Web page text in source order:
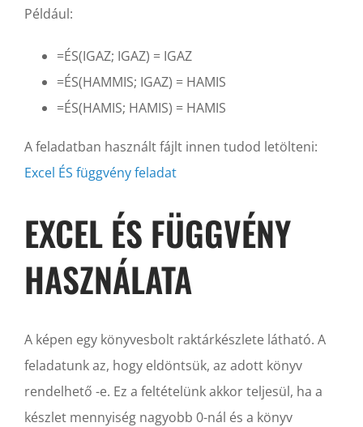
Például:
=ÉS(IGAZ; IGAZ) = IGAZ
=ÉS(HAMMIS; IGAZ) = HAMIS
=ÉS(HAMIS; HAMIS) = HAMIS
A feladatban használt fájlt innen tudod letölteni:
Excel ÉS függvény feladat
EXCEL ÉS FÜGGVÉNY
HASZNÁLATA
A képen egy könyvesbolt raktárkészlete látható. A
feladatunk az, hogy eldöntsük, az adott könyv
rendelhető -e. Ez a feltételünk akkor teljesül, ha a
készlet mennyiség nagyobb 0-nál és a könyv